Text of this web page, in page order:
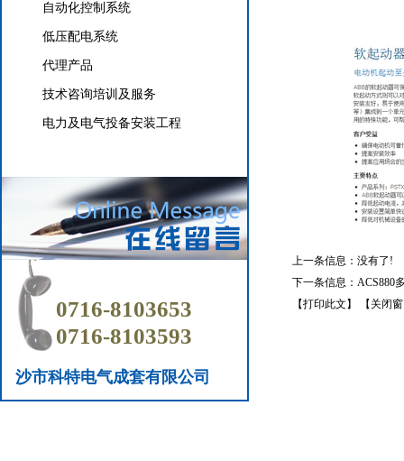
自动化控制系统
低压配电系统
代理产品
技术咨询培训及服务
电力及电气投备安装工程
0716-8103653
0716-8103593
沙市科特电气成套有限公司
上一条信息：没有了!
下一条信息： ACS880
【打印此文】
【关闭